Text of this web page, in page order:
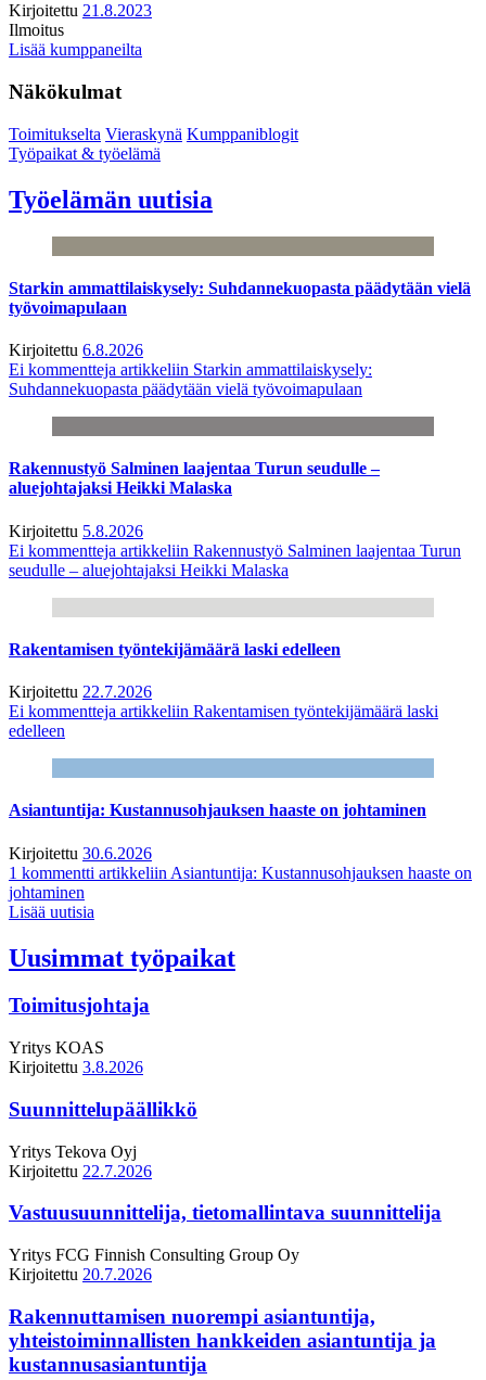
Kirjoitettu 21.8.2023
Ilmoitus
Lisää kumppaneilta
Näkökulmat
Toimitukselta Vieraskynä Kumppaniblogit
Työpaikat & työelämä
Työelämän uutisia
Starkin ammattilaiskysely: Suhdannekuopasta päädytään vielä
työvoimapulaan
Kirjoitettu 6.8.2026
Ei kommentteja artikkeliin Starkin ammattilaiskysely:
Suhdannekuopasta päädytään vielä työvoimapulaan
Rakennustyö Salminen laajentaa Turun seudulle –
aluejohtajaksi Heikki Malaska
Kirjoitettu 5.8.2026
Ei kommentteja artikkeliin Rakennustyö Salminen laajentaa Turun
seudulle – aluejohtajaksi Heikki Malaska
Rakentamisen työntekijämäärä laski edelleen
Kirjoitettu 22.7.2026
Ei kommentteja artikkeliin Rakentamisen työntekijämäärä laski
edelleen
Asiantuntija: Kustannusohjauksen haaste on johtaminen
Kirjoitettu 30.6.2026
1 kommentti artikkeliin Asiantuntija: Kustannusohjauksen haaste on
johtaminen
Lisää uutisia
Uusimmat työpaikat
Toimitusjohtaja
Yritys KOAS
Kirjoitettu 3.8.2026
Suunnittelupäällikkö
Yritys Tekova Oyj
Kirjoitettu 22.7.2026
Vastuusuunnittelija, tietomallintava suunnittelija
Yritys FCG Finnish Consulting Group Oy
Kirjoitettu 20.7.2026
Rakennuttamisen nuorempi asiantuntija,
yhteistoiminnallisten hankkeiden asiantuntija ja
kustannusasiantuntija